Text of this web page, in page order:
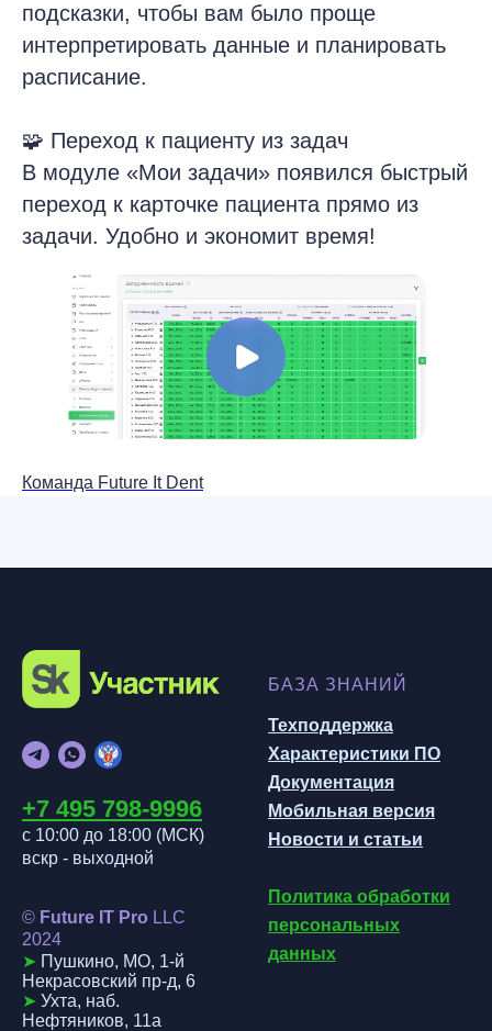
подсказки, чтобы вам было проще
интерпретировать данные и планировать
расписание.
🧩 Переход к пациенту из задач
В модуле «Мои задачи» появился быстрый
переход к карточке пациента прямо из
задачи. Удобно и экономит время!
Команда Future It Dent
+7 495 798-9996
с 10:00 до 18:00 (МСК)
вскр - выходной
© Future IT Pro LLC
2024
➤ Пушкино, МО, 1-й
Некрасовский пр-д, 6
➤ Ухта, наб.
Нефтяников, 11а
БАЗА ЗНАНИЙ
Техподдержка
Характеристики ПО
Документация
Мобильная версия
Новости и статьи
Политика обработки
персональных
данных